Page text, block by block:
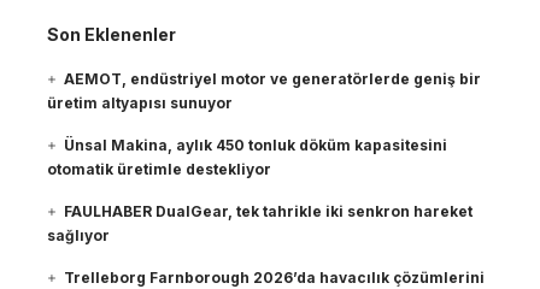
Son Eklenenler
AEMOT, endüstriyel motor ve generatörlerde geniş bir
üretim altyapısı sunuyor
Ünsal Makina, aylık 450 tonluk döküm kapasitesini
otomatik üretimle destekliyor
FAULHABER DualGear, tek tahrikle iki senkron hareket
sağlıyor
Trelleborg Farnborough 2026’da havacılık çözümlerini